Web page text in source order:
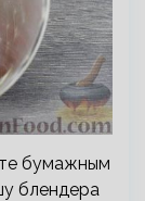
бумажным
блендера